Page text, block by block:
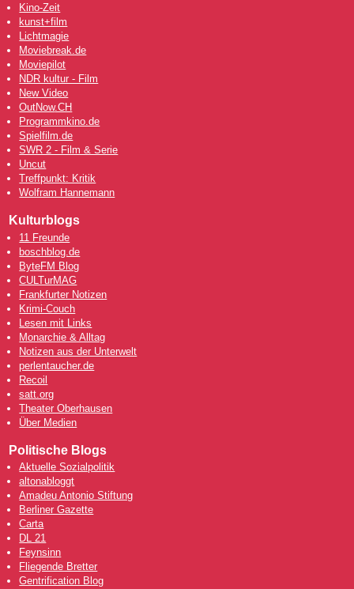
Kino-Zeit
kunst+film
Lichtmagie
Moviebreak.de
Moviepilot
NDR kultur - Film
New Video
OutNow.CH
Programmkino.de
Spielfilm.de
SWR 2 - Film & Serie
Uncut
Treffpunkt: Kritik
Wolfram Hannemann
Kulturblogs
11 Freunde
boschblog.de
ByteFM Blog
CULTurMAG
Frankfurter Notizen
Krimi-Couch
Lesen mit Links
Monarchie & Alltag
Notizen aus der Unterwelt
perlentaucher.de
Recoil
satt.org
Theater Oberhausen
Über Medien
Politische Blogs
Aktuelle Sozialpolitik
altonabloggt
Amadeu Antonio Stiftung
Berliner Gazette
Carta
DL 21
Feynsinn
Fliegende Bretter
Gentrification Blog